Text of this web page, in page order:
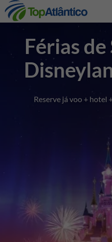
Férias
Reserve já voo + hotel